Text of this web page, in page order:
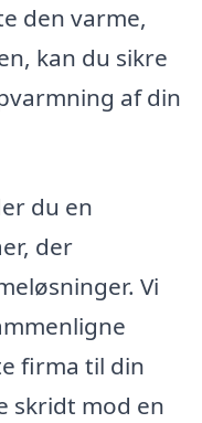
den varme,
kan du sikre
af din
du en
der
Vi
firma til din
skridt mod en